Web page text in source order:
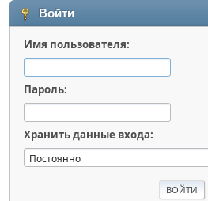
Войти
Имя пользователя:
Пароль:
Хранить данные входа: